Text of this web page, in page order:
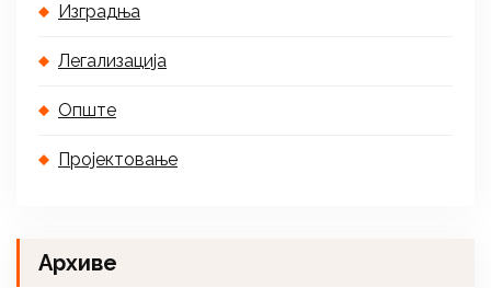
Изградња
Легализација
Опште
Пројектовање
Архиве